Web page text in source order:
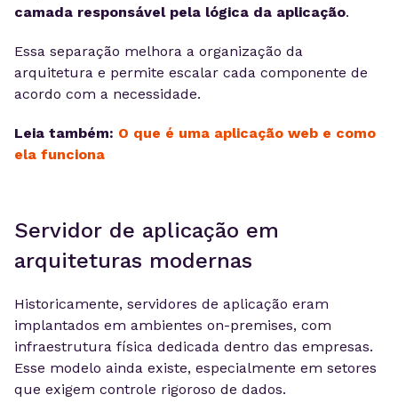
camada responsável pela lógica da aplicação.
Essa separação melhora a organização da
arquitetura e permite escalar cada componente de
acordo com a necessidade.
Leia também: O que é uma aplicação web e como
ela funciona
Servidor de aplicação em
arquiteturas modernas
Historicamente, servidores de aplicação eram
implantados em ambientes on-premises, com
infraestrutura física dedicada dentro das empresas.
Esse modelo ainda existe, especialmente em setores
que exigem controle rigoroso de dados.